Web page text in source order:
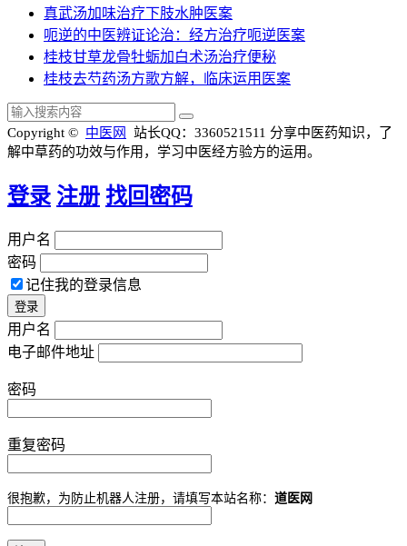
真武汤加味治疗下肢水肿医案
呃逆的中医辨证论治：经方治疗呃逆医案
桂枝甘草龙骨牡蛎加白术汤治疗便秘
桂枝去芍药汤方歌方解，临床运用医案
Copyright © 中医网 站长QQ：3360521511 分享中医药知识，了
解中草药的功效与作用，学习中医经方验方的运用。
登录 注册 找回密码
用户名
密码
记住我的登录信息
用户名
电子邮件地址
密码
重复密码
很抱歉，为防止机器人注册，请填写本站名称： 道医网